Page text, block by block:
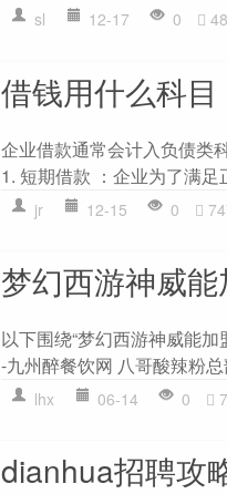
sl 12-17 0
借钱用什么科目
企业借款通常会计入负债类
1. 短期借款 ：企业为了满
jr 12-15 0
梦幻西游神威
以下围绕“梦幻西游神威能
-九州醉餐饮网 八哥酸辣粉
lhx 06-14 0
dianhua招聘攻